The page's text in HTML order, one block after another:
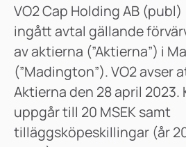
VO2 Cap Holding AB (publ)
ingått avtal gällande
av aktierna (”Aktierna”) i
(”Madington”). VO2 avser
Aktierna den 28 april 2023.
uppgår till 20 MSEK samt
tilläggsköpeskillingar (år